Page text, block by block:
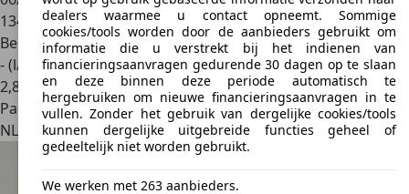
134.562 km
Benzine
- (l/100 km)
2,8
Particulier
NL 4261Altena
dealers waarmee u contact opneemt. Sommige
cookies/tools worden door de aanbieders gebruikt om
informatie die u verstrekt bij het indienen van
financieringsaanvragen gedurende 30 dagen op te slaan
en deze binnen deze periode automatisch te
hergebruiken om nieuwe financieringsaanvragen in te
vullen. Zonder het gebruik van dergelijke cookies/tools
kunnen dergelijke uitgebreide functies geheel of
gedeeltelijk niet worden gebruikt.
We werken met 263 aanbieders.